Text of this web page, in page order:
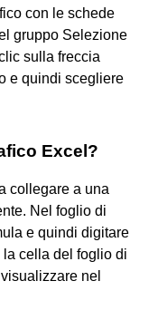
con le schede
gruppo Selezione
sulla freccia
e quindi scegliere
Excel?
collegare a una
Nel foglio di
e quindi digitare
cella del foglio di
nel